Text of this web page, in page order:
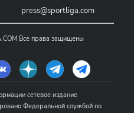
press@sportliga.com
Все права защищены
сетевое издание
Федеральной службой по